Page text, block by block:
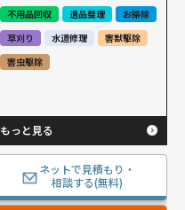
不用品回収
遺品整理
お掃除
草刈り
水道修理
害獣駆除
害虫駆除
もっと見る
ネットで見積もり・
相談する(無料)